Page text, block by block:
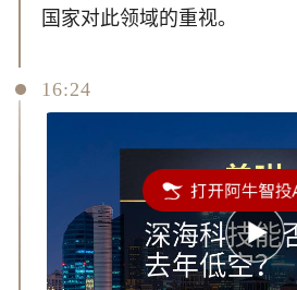
国家对此领域的重视。
16:24